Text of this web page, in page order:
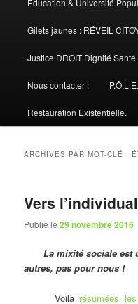
Gilets jaunes : RÉVEIL
Justice DROIT Dignité Santé
Nous contacter :
Restauration Existentielle.
ARCHIVES PAR MOT-CLÉ :
Vers
Publié le29 novembre 2016
La mixité sociale est
autres, pas pour nous !
Voilà résumées